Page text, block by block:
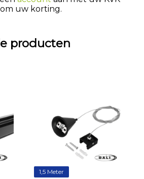
uw korting.
producten
1,5 Meter